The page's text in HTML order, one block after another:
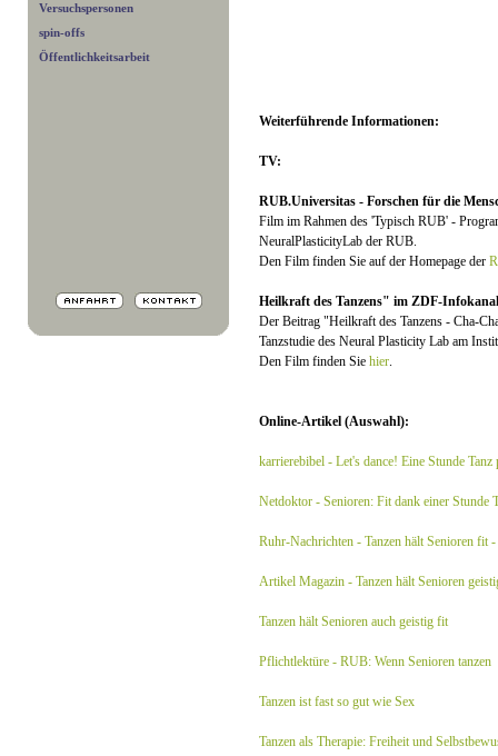
Versuchspersonen
spin-offs
Öffentlichkeitsarbeit
Weiterführende Informationen:
TV:
RUB.Universitas - Forschen für die
Film im Rahmen des 'Typisch RUB' -
NeuralPlasticityLab der RUB.
Den Film finden Sie auf der Homepage der
Heilkraft des Tanzens" im ZDF-Infokanal
Der Beitrag "Heilkraft des Tanzens - Cha-
Tanzstudie des Neural Plasticity Lab am
Den Film finden Sie hier.
Online-Artikel (Auswahl):
karrierebibel - Let's dance! Eine Stunde
Netdoktor - Senioren: Fit dank einer Stunde
Ruhr-Nachrichten - Tanzen hält Senioren fit
Artikel Magazin - Tanzen hält Senioren
Tanzen hält Senioren auch geistig fit
Pflichtlektüre - RUB: Wenn Senioren tanzen
Tanzen ist fast so gut wie Sex
Tanzen als Therapie: Freiheit und